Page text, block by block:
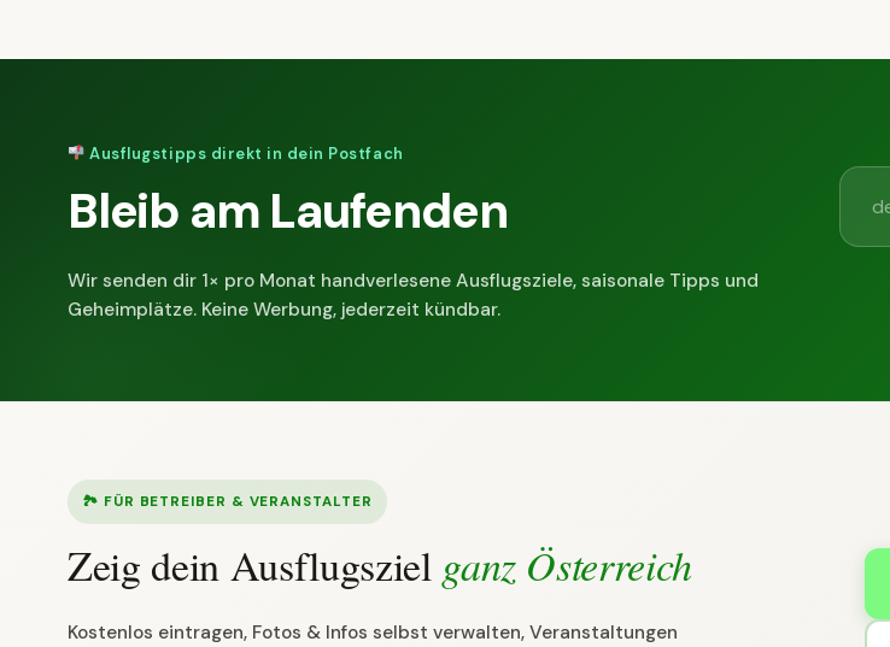
Ausflugstipps direkt in dein Postfach
Bleib am Laufenden
Wir senden dir 1× pro Monat handverlesene Ausflugsziele, saisonale Tipps und
Geheimplätze. Keine Werbung, jederzeit kündbar.
🏞 FÜR BETREIBER & VERANSTALTER
Zeig dein Ausflugsziel ganz Österreich
Kostenlos eintragen, Fotos & Infos selbst verwalten, Veranstaltungen